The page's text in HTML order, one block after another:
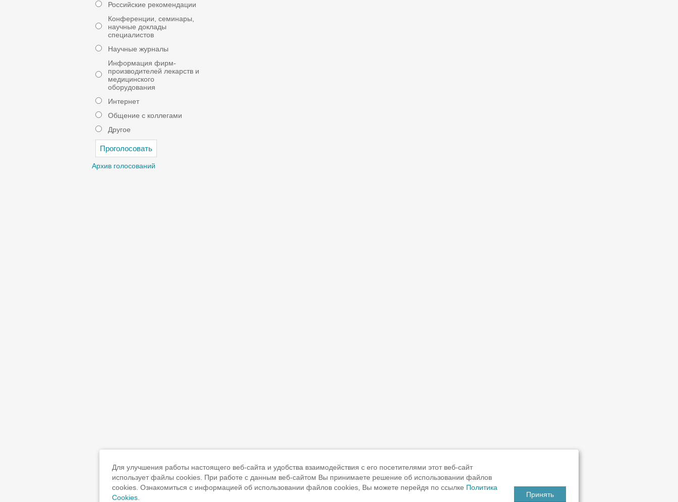
Российские рекомендации
Конференции, семинары,
научные доклады
специалистов
Научные журналы
Информация фирм-
производителей лекарств и
медицинского
оборудования
Интернет
Общение с коллегами
Другое
Архив голосований
Для улучшения работы настоящего веб-сайта и удобства взаимодействия с его посетителями этот веб-сайт
использует файлы cookies. При работе с данным веб-сайтом Вы принимаете решение об использовании файлов
cookies. Ознакомиться с информацией об использовании файлов cookies, Вы можете перейдя по ссылке Политика
Cookies
Принять